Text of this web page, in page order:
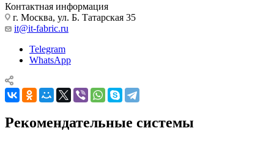
Контактная информация
г. Москва, ул. Б. Татарская 35
it@it-fabric.ru
Telegram
WhatsApp
Рекомендательные системы